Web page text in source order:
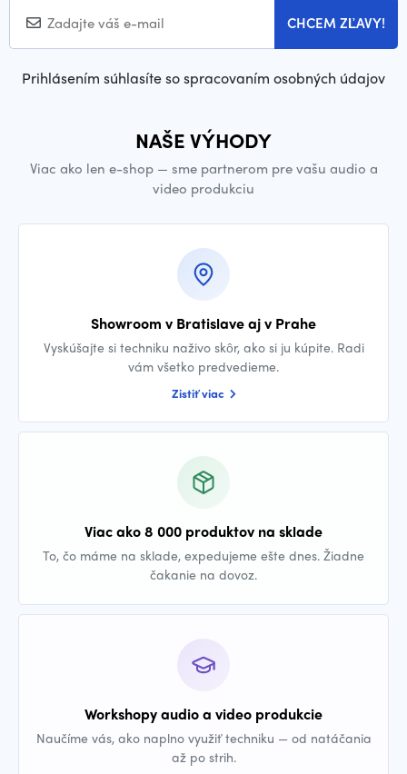
CHCEM ZĽAVY!
Prihlásením súhlasíte so spracovaním osobných údajov
NAŠE VÝHODY
Viac ako len e-shop — sme partnerom pre vašu audio a
video produkciu
Showroom v Bratislave aj v Prahe
Vyskúšajte si techniku naživo skôr, ako si ju kúpite. Radi
vám všetko predvedieme.
Zistiť viac
Viac ako 8 000 produktov na sklade
To, čo máme na sklade, expedujeme ešte dnes. Žiadne
čakanie na dovoz.
Workshopy audio a video produkcie
Naučíme vás, ako naplno využiť techniku — od natáčania
až po strih.